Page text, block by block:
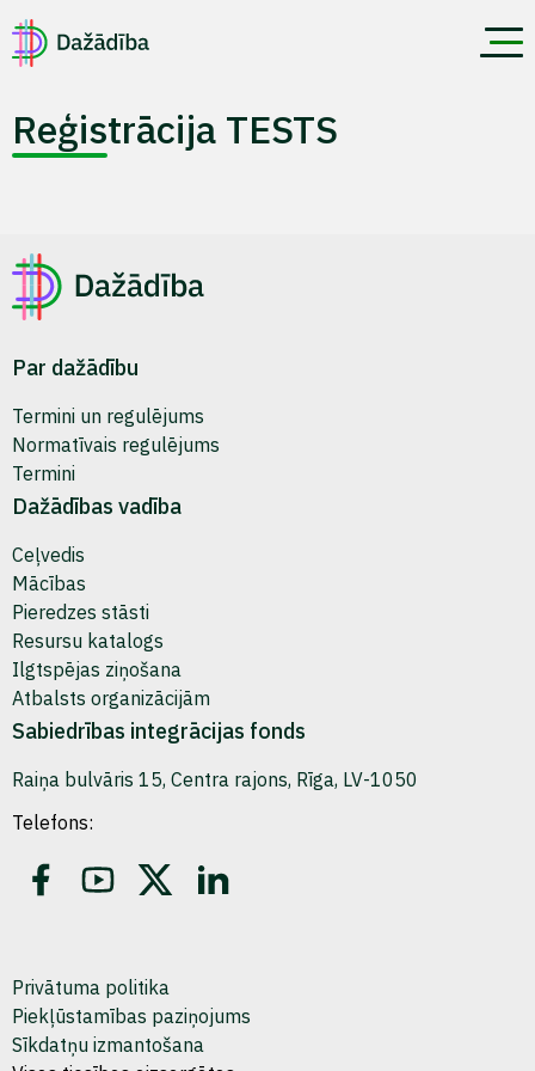
Reģistrācija TESTS
Par dažādību
Termini un regulējums
Normatīvais regulējums
Termini
Dažādības vadība
Ceļvedis
Mācības
Pieredzes stāsti
Resursu katalogs
Ilgtspējas ziņošana
Atbalsts organizācijām
Sabiedrības integrācijas fonds
Raiņa bulvāris 15, Centra rajons, Rīga, LV-1050
Telefons:
Privātuma politika
Piekļūstamības paziņojums
Sīkdatņu izmantošana